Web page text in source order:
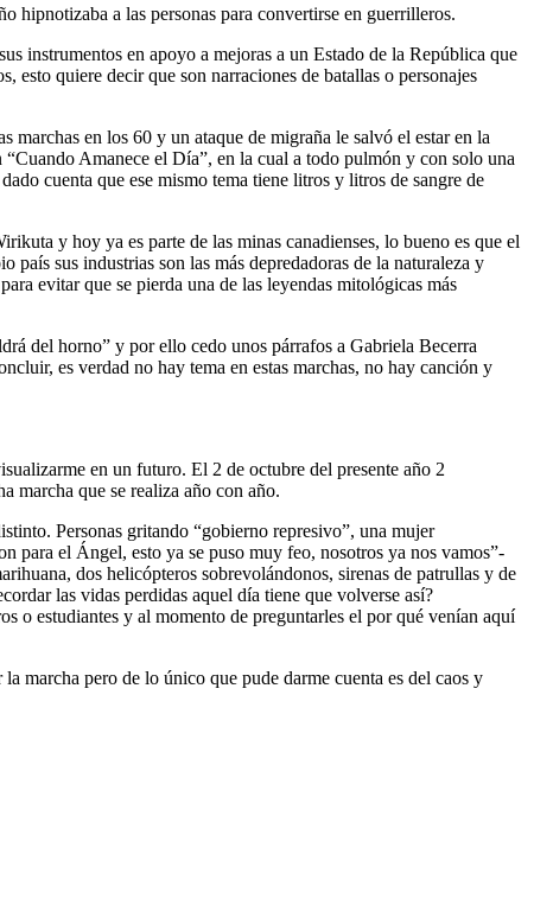
a las personas para convertirse en guerrilleros.
instrumentos en apoyo a mejoras a un Estado de la República que
quiere decir que son narraciones de batallas o personajes
en los 60 y un ataque de migraña le salvó el estar en la
Amanece el Día”, en la cual a todo pulmón y con solo una
cuenta que ese mismo tema tiene litros y litros de sangre de
y hoy ya es parte de las minas canadienses, lo bueno es que el
país sus industrias son las más depredadoras de la naturaleza y
evitar que se pierda una de las leyendas mitológicas más
del horno” y por ello cedo unos párrafos a Gabriela Becerra
es verdad no hay tema en estas marchas, no hay canción y
en un futuro. El 2 de octubre del presente año 2
marcha que se realiza año con año.
Personas gritando “gobierno represivo”, una mujer
para el Ángel, esto ya se puso muy feo, nosotros ya nos vamos”-
dos helicópteros sobrevolándonos, sirenas de patrullas y de
las vidas perdidas aquel día tiene que volverse así?
o estudiantes y al momento de preguntarles el por qué venían aquí
marcha pero de lo único que pude darme cuenta es del caos y